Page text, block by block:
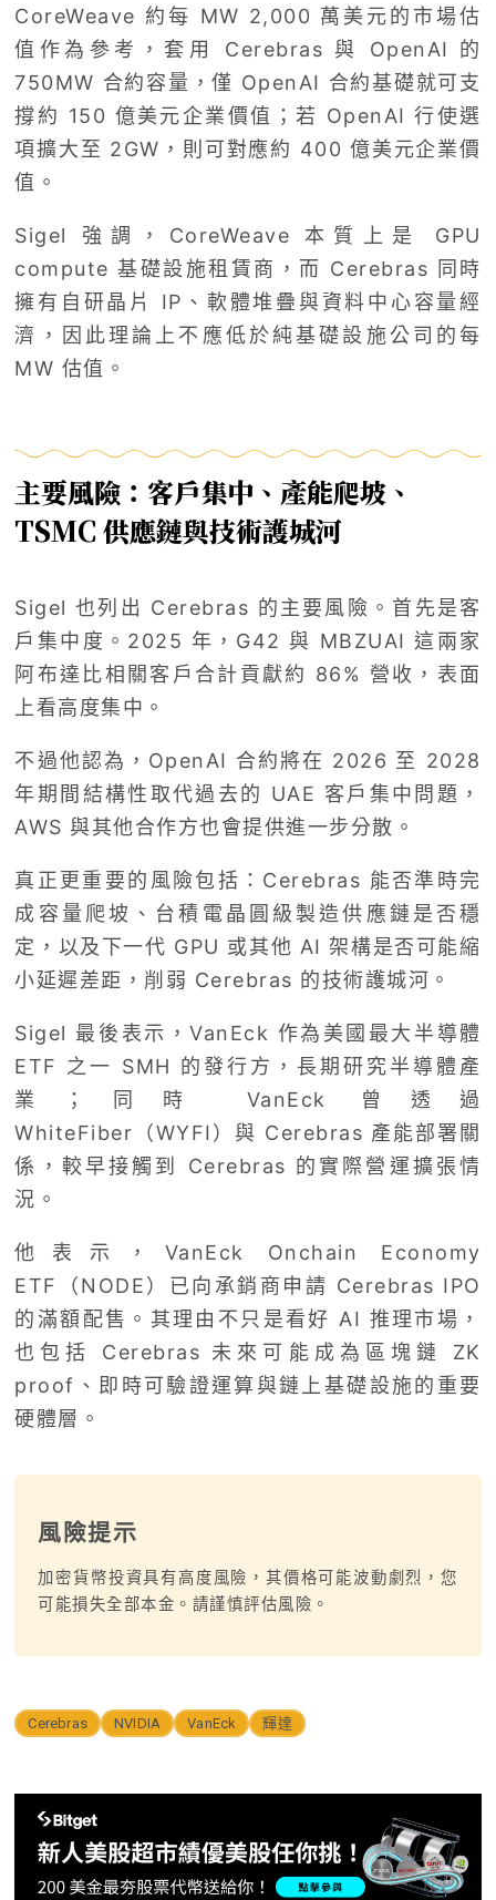
CoreWeave 約每 MW 2,000 萬美元的市場估
值作為參考，套用 Cerebras 與 OpenAI 的
750MW 合約容量，僅 OpenAI 合約基礎就可支
撐約 150 億美元企業價值；若 OpenAI 行使選
項擴大至 2GW，則可對應約 400 億美元企業價
值。
Sigel 強調，CoreWeave 本質上是 GPU
compute 基礎設施租賃商，而 Cerebras 同時
擁有自研晶片 IP、軟體堆疊與資料中心容量經
濟，因此理論上不應低於純基礎設施公司的每
MW 估值。
主要風險：客戶集中、產能爬坡、
TSMC 供應鏈與技術護城河
Sigel 也列出 Cerebras 的主要風險。首先是客
戶集中度。2025 年，G42 與 MBZUAI 這兩家
阿布達比相關客戶合計貢獻約 86% 營收，表面
上看高度集中。
不過他認為，OpenAI 合約將在 2026 至 2028
年期間結構性取代過去的 UAE 客戶集中問題，
AWS 與其他合作方也會提供進一步分散。
真正更重要的風險包括：Cerebras 能否準時完
成容量爬坡、台積電晶圓級製造供應鏈是否穩
定，以及下一代 GPU 或其他 AI 架構是否可能縮
小延遲差距，削弱 Cerebras 的技術護城河。
Sigel 最後表示，VanEck 作為美國最大半導體
ETF 之一 SMH 的發行方，長期研究半導體產
業；同時 VanEck 曾透過
WhiteFiber（WYFI）與 Cerebras 產能部署關
係，較早接觸到 Cerebras 的實際營運擴張情
況。
他表示，VanEck Onchain Economy
ETF（NODE）已向承銷商申請 Cerebras IPO
的滿額配售。其理由不只是看好 AI 推理市場，
也包括 Cerebras 未來可能成為區塊鏈 ZK
proof、即時可驗證運算與鏈上基礎設施的重要
硬體層。
風險提示
加密貨幣投資具有高度風險，其價格可能波動劇烈，您
可能損失全部本金。請謹慎評估風險。
Cerebras NVIDIA VanEck 輝達